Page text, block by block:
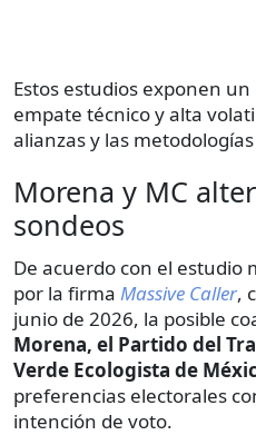
Estos estudios exponen
empate técnico y alta
alianzas y las
Morena y MC
sondeos
De acuerdo con el estudio
por la firma Massive Caller,
junio de 2026, la posible
Morena, el Partido del
Verde Ecologista de
preferencias electorales
intención de voto.